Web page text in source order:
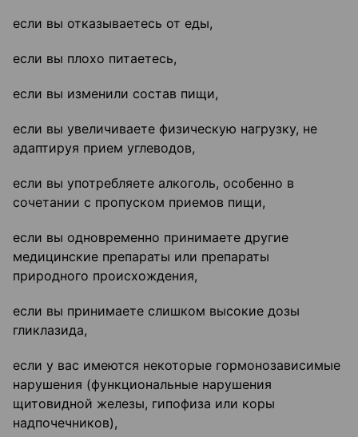
если вы отказываетесь от еды,
если вы плохо питаетесь,
если вы изменили состав пищи,
если вы увеличиваете физическую нагрузку, не
адаптируя прием углеводов,
если вы употребляете алкоголь, особенно в
сочетании с пропуском приемов пищи,
если вы одновременно принимаете другие
медицинские препараты или препараты
природного происхождения,
если вы принимаете слишком высокие дозы
гликлазида,
если у вас имеются некоторые гормонозависимые
нарушения (функциональные нарушения
щитовидной железы, гипофиза или коры
надпочечников),